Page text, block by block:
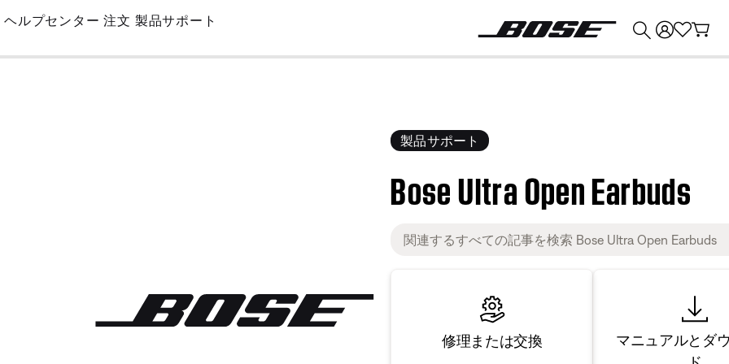
Skip
Main
ヘルプセンター 注文 製品サポート
製品サポート
Bose Ultra Open Earbuds
修理または交換
マニュアルとダ